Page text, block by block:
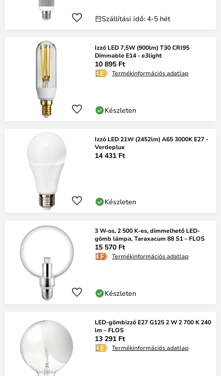
Szállítási idő: 4-5 hét
Izzó LED 7,5W (900lm) T30 CRI95
Dimmable E14 - e3light
10 895 Ft
Termékinformációs adatlap
Készleten
Izzó LED 21W (2452lm) A65 3000K E27 -
Verdeplux
14 431 Ft
Készleten
3 W-os, 2 500 K-es, dimmelhető LED-
gömb lámpa, Taraxacum 88 S1 – FLOS
15 570 Ft
Termékinformációs adatlap
Készleten
LED-gömbizzó E27 G125 2 W 2 700 K 240
lm – FLOS
13 291 Ft
Termékinformációs adatlap